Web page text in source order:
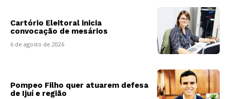
Cartório Eleitoral inicia
convocação de mesários
6 de agosto de 2026
Pompeo Filho quer atuarem defesa
de Ijuí e região